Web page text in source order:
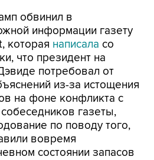
обвинил в
информации газету
которая написала со
что президент на
потребовал от
из-за истощения
на фоне конфликта с
газеты,
по поводу того,
вовремя
состоянии запасов